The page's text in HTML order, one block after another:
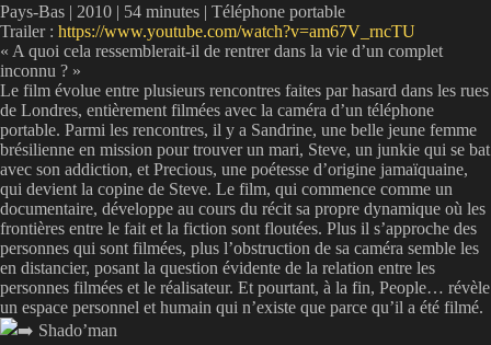
Pays-Bas | 2010 | 54 minutes | Téléphone portable
Trailer : https://www.youtube.com/watch?v=am67V_rncTU
« A quoi cela ressemblerait-il de rentrer dans la vie d’un complet
inconnu ? »
Le film évolue entre plusieurs rencontres faites par hasard dans les rues
de Londres, entièrement filmées avec la caméra d’un téléphone
portable. Parmi les rencontres, il y a Sandrine, une belle jeune femme
brésilienne en mission pour trouver un mari, Steve, un junkie qui se bat
avec son addiction, et Precious, une poétesse d’origine jamaïquaine,
qui devient la copine de Steve. Le film, qui commence comme un
documentaire, développe au cours du récit sa propre dynamique où les
frontières entre le fait et la fiction sont floutées. Plus il s’approche des
personnes qui sont filmées, plus l’obstruction de sa caméra semble les
en distancier, posant la question évidente de la relation entre les
personnes filmées et le réalisateur. Et pourtant, à la fin, People… révèle
un espace personnel et humain qui n’existe que parce qu’il a été filmé.
Shado’man